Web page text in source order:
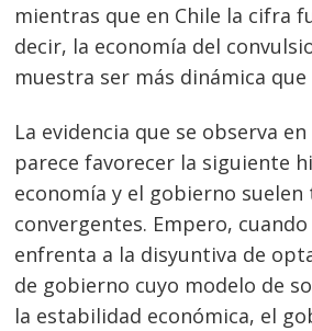
mientras que en Chile la cifra
decir, la economía del
muestra ser más dinámica que
La evidencia que se observa
parece favorecer la siguiente
economía y el gobierno
convergentes. Empero,
enfrenta a la disyuntiva de
de gobierno cuyo modelo de
la estabilidad económica, el